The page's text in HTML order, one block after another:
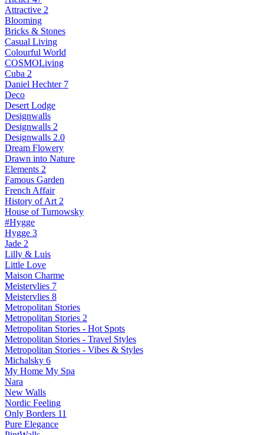
Attractive 2
Blooming
Bricks & Stones
Casual Living
Colourful World
COSMOLiving
Cuba 2
Daniel Hechter 7
Deco
Desert Lodge
Designwalls
Designwalls 2
Designwalls 2.0
Dream Flowery
Drawn into Nature
Elements 2
Famous Garden
French Affair
History of Art 2
House of Turnowsky
#Hygge
Hygge 3
Jade 2
Lilly & Luis
Little Love
Maison Charme
Meistervlies 7
Meistervlies 8
Metropolitan Stories
Metropolitan Stories 2
Metropolitan Stories - Hot Spots
Metropolitan Stories - Travel Styles
Metropolitan Stories - Vibes & Styles
Michalsky 6
My Home My Spa
Nara
New Walls
Nordic Feeling
Only Borders 11
Pure Elegance